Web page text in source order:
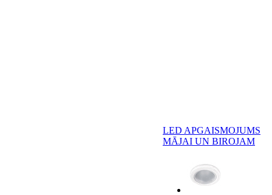
LED APGAISMOJUMS
MĀJAI UN BIROJAM